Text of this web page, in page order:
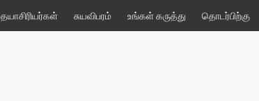
சுயவிபரம் உங்கள் கருத்து தொடர்பிற்கு